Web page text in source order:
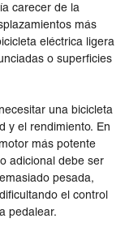
carecer de la
más
eléctrica ligera
o superficies
una bicicleta
y el rendimiento. En
más potente
adicional debe ser
pesada,
el control
pedalear.